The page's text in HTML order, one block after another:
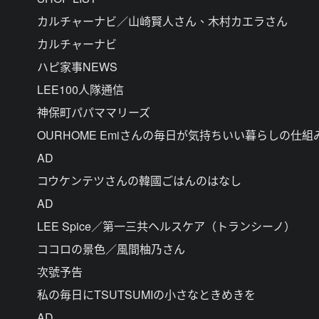
カルチャーナビ／山崎賢人さん、木村カエラさん
カルチャーナビ
ハピ家事NEWS
LEE100人隊通信
神保町パパママリーズ
OURHOME Emiさんの毎日が気持ちいい暮らしの仕組
AD
コウケンテツさんの韓國ごはんのはなし
AD
LEE Spice／第一三共ヘルスケア（トランシーノ）
ココロの景色／風間柚乃さん
次號予告
私の毎日にTSUTSUMIの小さなときめきを